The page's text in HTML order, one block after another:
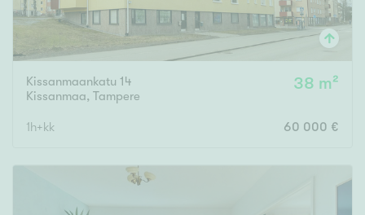
Kissanmaankatu 14
Kissanmaa, Tampere
38 m²
1h+kk 60 000 €